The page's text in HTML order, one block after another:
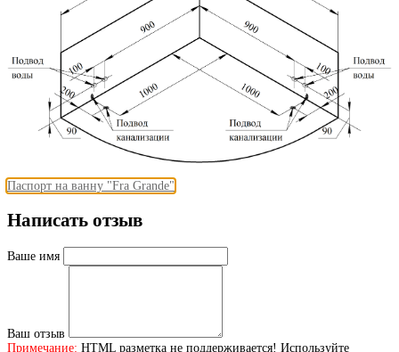
Паспорт на ванну "Fra Grande"
Написать отзыв
Ваше имя
Ваш отзыв
Примечание: HTML разметка не поддерживается! Используйте